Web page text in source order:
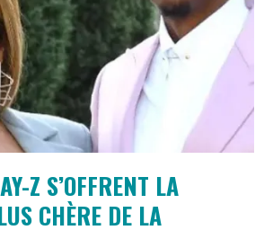
Z S’OFFRENT LA
CHÈRE DE LA